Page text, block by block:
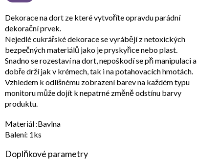
Dekorace na dort ze které vytvoříte opravdu parádní
dekorační prvek.
Nejedlé cukrářské dekorace se vyrábějí z netoxických
bezpečných materiálů jako je pryskyřice nebo plast.
Snadno se rozestaví na dort, nepoškodí se při manipulaci a
dobře drží jak v krémech, tak i na potahovacích hmotách.
Vzhledem k odlišnému zobrazení barev na každém typu
monitoru může dojít k nepatrné změně odstínu barvy
produktu.
Materiál :Bavlna
Balení: 1ks
Doplňkové parametry